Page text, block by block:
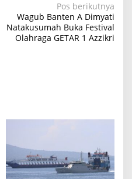
Pos berikutnya
Wagub Banten A Dimyati
Natakusumah Buka Festival
Olahraga GETAR 1 Azzikri